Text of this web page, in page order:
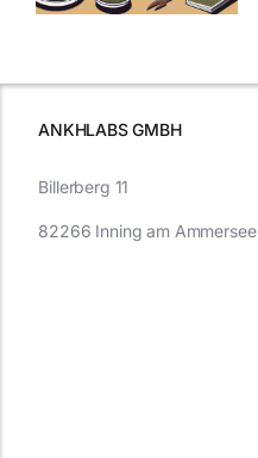
müssen
ANKHLABS GMBH
Billerberg 11
82266 Inning am Ammersee